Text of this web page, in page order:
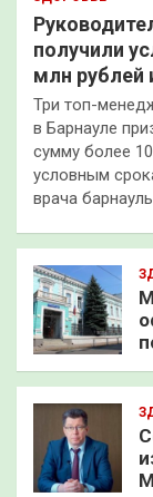
получили
млн
Три топ-
в Барнауле
сумму более
условным
врача